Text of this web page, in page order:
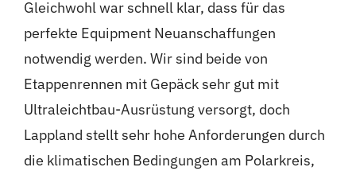
Gleichwohl war schnell klar, dass für das
perfekte Equipment Neuanschaffungen
notwendig werden. Wir sind beide von
Etappenrennen mit Gepäck sehr gut mit
Ultraleichtbau-Ausrüstung versorgt, doch
Lappland stellt sehr hohe Anforderungen durch
die klimatischen Bedingungen am Polarkreis,